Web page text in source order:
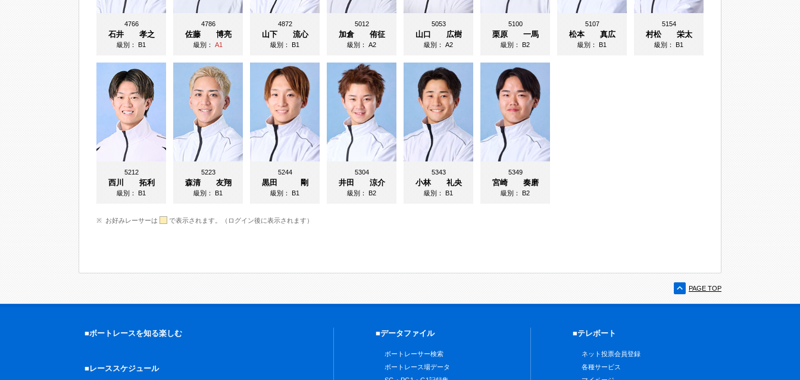
4766
石井 孝之
級別：B1
4786
佐藤 博亮
級別：A1
4872
山下 流心
級別：B1
5012
加倉 侑征
級別：A2
5053
山口 広樹
級別：A2
5100
栗原 一馬
級別：B2
5107
松本 真広
級別：B1
5154
村松 栄太
級別：B1
5212
西川 拓利
級別：B1
5223
森清 友翔
級別：B1
5244
黒田 剛
級別：B1
5304
井田 涼介
級別：B2
5343
小林 礼央
級別：B1
5349
宮崎 奏磨
級別：B2
お好みレーサーは で表示されます。（ログイン後に表示されます）
PAGE TOP
■ボートレースを知る楽しむ
■レーススケジュール
■データファイル
ボートレーサー検索
ボートレース場データ
■テレボート
ネット投票会員登録
各種サービス